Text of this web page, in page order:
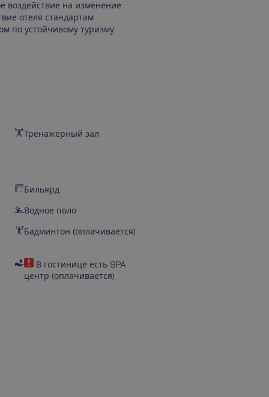
воздействие на изменение
отеля стандартам
по устойчивому туризму
Тренажерный зал
Бильярд
Водное поло
Бадминтон (оплачивается)
В гостинице есть SPA
центр (оплачивается)